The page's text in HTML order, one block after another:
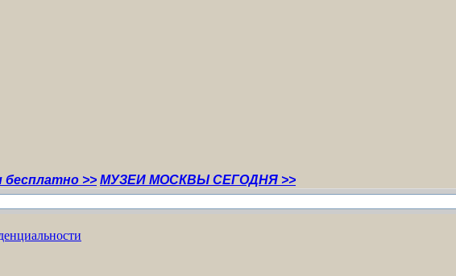
>> МУЗЕИ МОСКВЫ СЕГОДНЯ >>